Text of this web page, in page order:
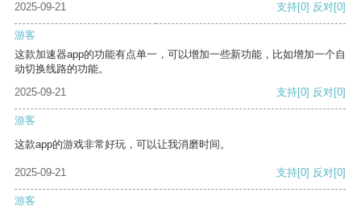
2025-09-21
支持[0] 反对[0]
游客
这款加速器app的功能有点单一，可以增加一些新功能，比如增加一个自
动切换线路的功能。
2025-09-21
支持[0] 反对[0]
游客
这款app的游戏非常好玩，可以让我消磨时间。
2025-09-21 支持[0] 反对[0]
游客